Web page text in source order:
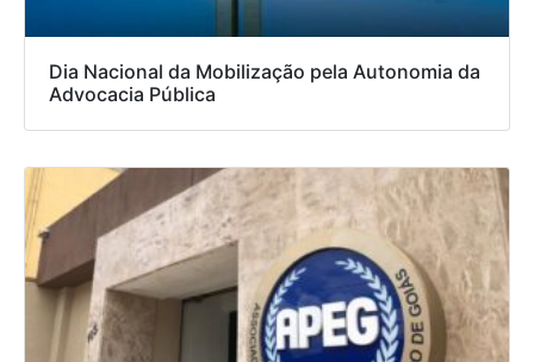
Dia Nacional da Mobilização pela Autonomia da
Advocacia Pública